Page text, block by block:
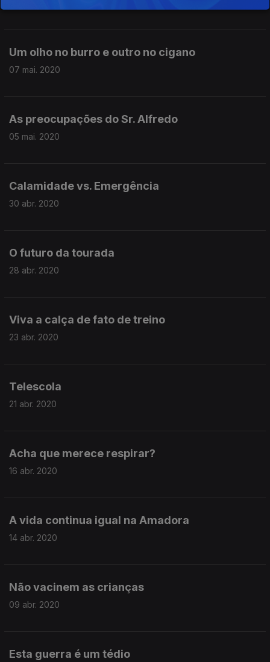
Um olho no burro e outro no cigano
07 mai. 2020
As preocupações do Sr. Alfredo
05 mai. 2020
Calamidade vs. Emergência
30 abr. 2020
O futuro da tourada
28 abr. 2020
Viva a calça de fato de treino
23 abr. 2020
Telescola
21 abr. 2020
Acha que merece respirar?
16 abr. 2020
A vida continua igual na Amadora
14 abr. 2020
Não vacinem as crianças
09 abr. 2020
Esta guerra é um tédio